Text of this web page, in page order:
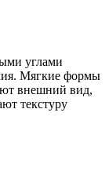
углами
Мягкие формы
внешний вид,
текстуру